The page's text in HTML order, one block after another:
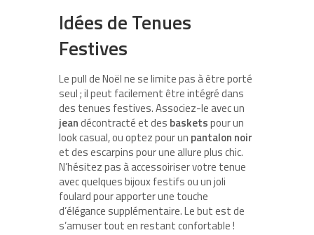
Idées de Tenues
Festives
Le pull de Noël ne se limite pas à être porté
seul ; il peut facilement être intégré dans
des tenues festives. Associez-le avec un
jeandécontracté et des basketspour un
look casual, ou optez pour un pantalon noir
et des escarpins pour une allure plus chic.
N’hésitez pas à accessoiriser votre tenue
avec quelques bijoux festifs ou un joli
foulard pour apporter une touche
d’élégance supplémentaire. Le but est de
s’amuser tout en restant confortable !